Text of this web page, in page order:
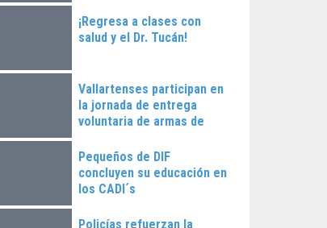
¡Regresa a clases con
salud y el Dr. Tucán!
Vallartenses participan en
la jornada de entrega
voluntaria de armas de
Pequeños de DIF
concluyen su educación en
los CADI´s
Policías refuerzan la